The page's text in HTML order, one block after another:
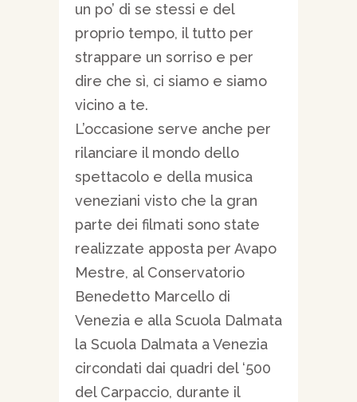
un po’ di se stessi e del
proprio tempo, il tutto per
strappare un sorriso e per
dire che sì, ci siamo e siamo
vicino a te.
L’occasione serve anche per
rilanciare il mondo dello
spettacolo e della musica
veneziani visto che la gran
parte dei filmati sono state
realizzate apposta per Avapo
Mestre, al Conservatorio
Benedetto Marcello di
Venezia e alla Scuola Dalmata
la Scuola Dalmata a Venezia
circondati dai quadri del ‘500
del Carpaccio, durante il